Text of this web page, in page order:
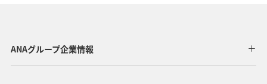
福島県 出張グルメ マイルを使う ライフ
ANAグループ企業情報